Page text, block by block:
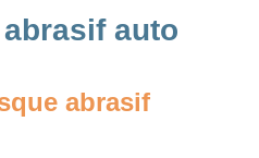
auto
abrasif